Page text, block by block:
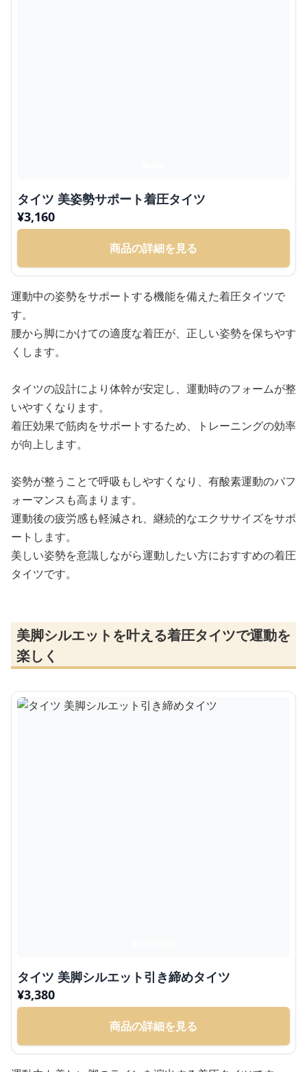
タイツ 美姿勢サポート着圧タイツ
¥3,160
商品の詳細を見る
運動中の姿勢をサポートする機能を備えた着圧タイツで
す。
腰から脚にかけての適度な着圧が、正しい姿勢を保ちやす
くします。
タイツの設計により体幹が安定し、運動時のフォームが整
いやすくなります。
着圧効果で筋肉をサポートするため、トレーニングの効率
が向上します。
姿勢が整うことで呼吸もしやすくなり、有酸素運動のパフ
ォーマンスも高まります。
運動後の疲労感も軽減され、継続的なエクササイズをサポ
ートします。
美しい姿勢を意識しながら運動したい方におすすめの着圧
タイツです。
美脚シルエットを叶える着圧タイツで運動を
楽しく
タイツ 美脚シルエット引き締めタイツ
¥3,380
商品の詳細を見る